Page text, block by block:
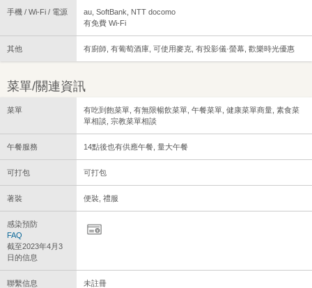
手機 / Wi-Fi / 電源
au, SoftBank, NTT docomo
有免費 Wi-Fi
其他 有廚師, 有葡萄酒庫, 可使用麥克, 有投影儀·螢幕, 歡樂時光優惠
菜單/關連資訊
菜單
有吃到飽菜單, 有無限暢飲菜單, 午餐菜單, 健康菜單商量, 素食菜
單相談, 宗教菜單相談
午餐服務 14點後也有供應午餐, 量大午餐
可打包 可打包
著裝 便裝, 禮服
感染預防
FAQ
截至2023年4月3
日的信息
聯繫信息 未註冊